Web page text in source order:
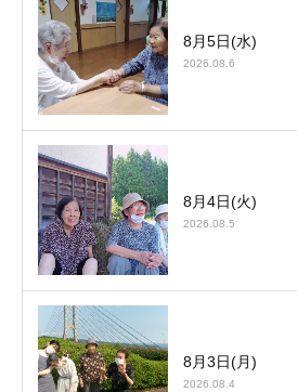
8月5日(水)
2026.08.6
8月4日(火)
2026.08.5
8月3日(月)
2026.08.4